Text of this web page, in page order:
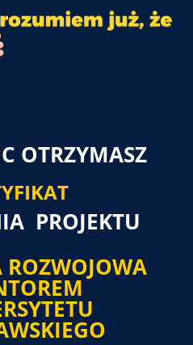
OTRZYMASZ
PROJEKTU
ROZWOJOWA